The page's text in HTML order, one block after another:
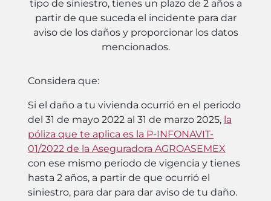
tipo de siniestro, tienes un plazo de 2 años a
partir de que suceda el incidente para dar
aviso de los daños y proporcionar los datos
mencionados.
Considera que:
Si el daño a tu vivienda ocurrió en el periodo
del 31 de mayo 2022 al 31 de marzo 2025, la
póliza que te aplica es la P-INFONAVIT-
01/2022 de la Aseguradora AGROASEMEX
con ese mismo periodo de vigencia y tienes
hasta 2 años, a partir de que ocurrió el
siniestro, para dar para dar aviso de tu daño.